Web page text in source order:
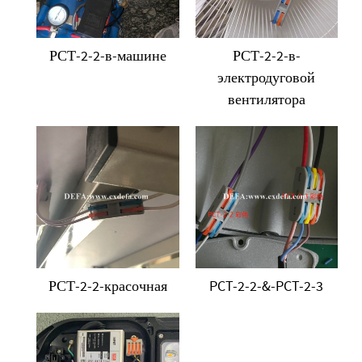
РСТ-2-2-в-машине
РСТ-2-2-в-
электродуговой
вентилятора
РСТ-2-2-красочная PCT-2-2-&-PCT-2-3